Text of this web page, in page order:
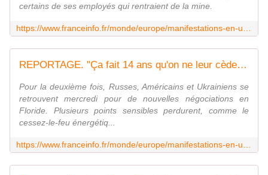
certains de ses employés qui rentraient de la mine.
REPORTAGE. "Ça fait 14 ans qu'on ne leur cède pas Donetsk, et on devrait leur donner ?" : les soldats ukrainiens partagés sur les négociations avec la Russie
Pour la deuxième fois, Russes, Américains et Ukrainiens se
retrouvent mercredi pour de nouvelles négociations en
Floride. Plusieurs points sensibles perdurent, comme le
cessez-le-feu énergétiq...